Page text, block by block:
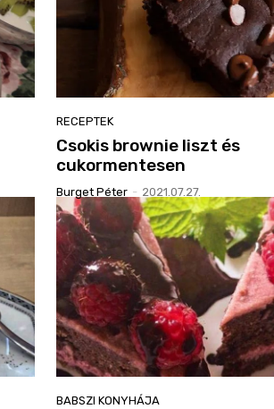
RECEPTEK
Csokis brownie liszt és
cukormentesen
Burget Péter - 2021.07.27.
BABSZI KONYHÁJA